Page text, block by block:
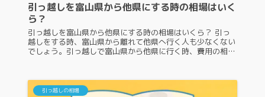
引っ越しを富山県から他県にする時の相場はいく
ら？
引っ越しを富山県から他県にする時の相場はいくら？ 引っ
越しをする時、富山県から離れて他県へ行く人も少なくない
でしょう。引っ越しで富山県から他県に行く時、費用の相場
引っ越しの相場